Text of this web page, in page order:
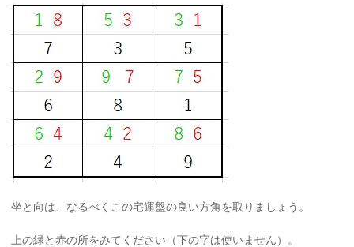
坐と向は、なるべくこの宅運盤の良い方角を取りましょう。
上の緑と赤の所をみてください（下の字は使いません）。